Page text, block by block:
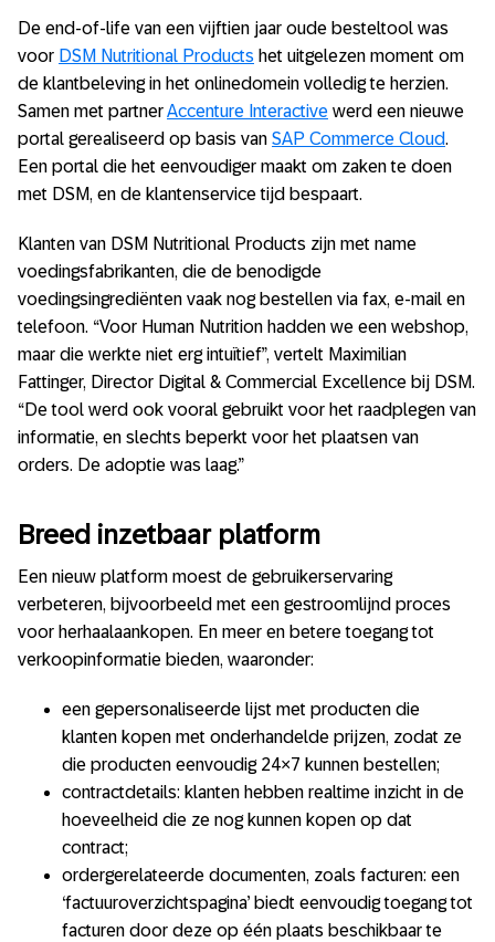
De end-of-life van een vijftien jaar oude besteltool was
voor DSM Nutritional Products het uitgelezen moment om
de klantbeleving in het onlinedomein volledig te herzien.
Samen met partnerAccenture Interactive werd een nieuwe
portal gerealiseerd op basis van SAP Commerce Cloud.
Een portal die het eenvoudiger maakt om zaken te doen
met DSM, en de klantenservice tijd bespaart.
Klanten van DSM Nutritional Products zijn met name
voedingsfabrikanten, die de benodigde
voedingsingrediënten vaak nog bestellen via fax, e-mail en
telefoon. “Voor Human Nutrition hadden we een webshop,
maar die werkte niet erg intuïtief”, vertelt Maximilian
Fattinger, Director Digital & Commercial Excellence bij DSM.
“De tool werd ook vooral gebruikt voor het raadplegen van
informatie, en slechts beperkt voor het plaatsen van
orders. De adoptie was laag.”
Breed inzetbaar platform
Een nieuw platform moest de gebruikerservaring
verbeteren, bijvoorbeeld met een gestroomlijnd proces
voor herhaalaankopen. En meer en betere toegang tot
verkoopinformatie bieden, waaronder:
een gepersonaliseerde lijst met producten die
klanten kopen met onderhandelde prijzen, zodat ze
die producten eenvoudig 24×7 kunnen bestellen;
contractdetails: klanten hebben realtime inzicht in de
hoeveelheid die ze nog kunnen kopen op dat
contract;
ordergerelateerde documenten, zoals facturen: een
‘factuuroverzichtspagina’ biedt eenvoudig toegang tot
facturen door deze op één plaats beschikbaar te